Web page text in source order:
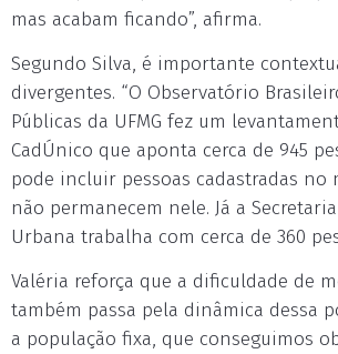
mas acabam ficando”, afirma.
Segundo Silva, é importante
divergentes. “O Observatório
Públicas da UFMG fez um
CadÚnico que aponta cerca de 945
pode incluir pessoas cadastradas no
não permanecem nele. Já a
Urbana trabalha com cerca de 360
Valéria reforça que a dificuldade de
também passa pela dinâmica dessa
a população fixa, que conseguimos